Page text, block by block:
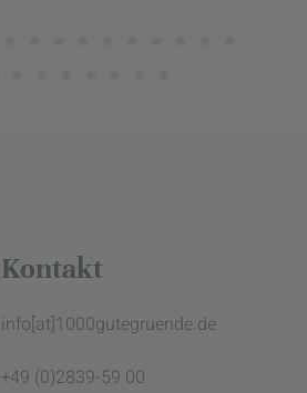
Kontakt
info[at]1000gutegruende.de
+49 (0)2839-59 00